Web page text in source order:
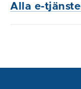
Alla e-